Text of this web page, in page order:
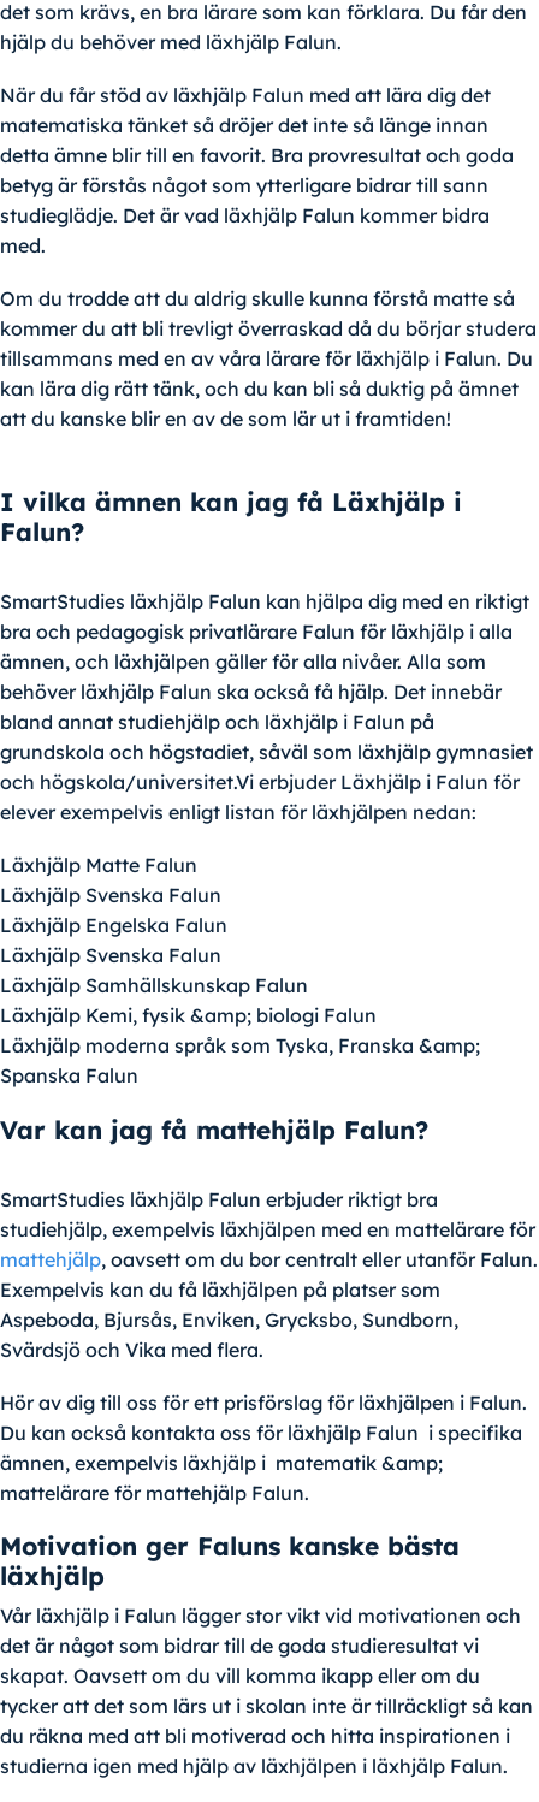
det som krävs, en bra lärare som kan förklara. Du får den
hjälp du behöver med läxhjälp Falun.
När du får stöd av läxhjälp Falun med att lära dig det
matematiska tänket så dröjer det inte så länge innan
detta ämne blir till en favorit. Bra provresultat och goda
betyg är förstås något som ytterligare bidrar till sann
studieglädje. Det är vad läxhjälp Falun kommer bidra
med.
Om du trodde att du aldrig skulle kunna förstå matte så
kommer du att bli trevligt överraskad då du börjar studera
tillsammans med en av våra lärare för läxhjälp i Falun. Du
kan lära dig rätt tänk, och du kan bli så duktig på ämnet
att du kanske blir en av de som lär ut i framtiden!
I vilka ämnen kan jag få Läxhjälp i
Falun?
SmartStudies läxhjälp Falun kan hjälpa dig med en riktigt
bra och pedagogisk privatlärare Falun för läxhjälp i alla
ämnen, och läxhjälpen gäller för alla nivåer. Alla som
behöver läxhjälp Falun ska också få hjälp. Det innebär
bland annat studiehjälp och läxhjälp i Falun på
grundskola och högstadiet, såväl som läxhjälp gymnasiet
och högskola/universitet.Vi erbjuder Läxhjälp i Falun för
elever exempelvis enligt listan för läxhjälpen nedan:
Läxhjälp Matte Falun
Läxhjälp Svenska Falun
Läxhjälp Engelska Falun
Läxhjälp Svenska Falun
Läxhjälp Samhällskunskap Falun
Läxhjälp Kemi, fysik &amp; biologi Falun
Läxhjälp moderna språk som Tyska, Franska &amp;
Spanska Falun
Var kan jag få mattehjälp Falun?
SmartStudies läxhjälp Falun erbjuder riktigt bra
studiehjälp, exempelvis läxhjälpen med en mattelärare för
mattehjälp, oavsett om du bor centralt eller utanför Falun.
Exempelvis kan du få läxhjälpen på platser som
Aspeboda, Bjursås, Enviken, Grycksbo, Sundborn,
Svärdsjö och Vika med flera.
Hör av dig till oss för ett prisförslag för läxhjälpen i Falun.
Du kan också kontakta oss för läxhjälp Falun i specifika
ämnen, exempelvis läxhjälp i matematik &amp;
mattelärare för mattehjälp Falun.
Motivation ger Faluns kanske bästa
läxhjälp
Vår läxhjälp i Falun lägger stor vikt vid motivationen och
det är något som bidrar till de goda studieresultat vi
skapat. Oavsett om du vill komma ikapp eller om du
tycker att det som lärs ut i skolan inte är tillräckligt så kan
du räkna med att bli motiverad och hitta inspirationen i
studierna igen med hjälp av läxhjälpen i läxhjälp Falun.